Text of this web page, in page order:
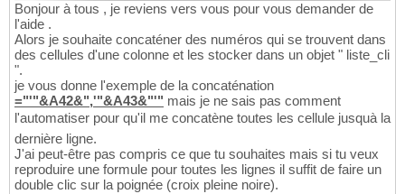
Bonjour à tous , je reviens vers vous pour vous demander de
l'aide .
Alors je souhaite concaténer des numéros qui se trouvent dans
des cellules d'une colonne et les stocker dans un objet " liste_cli
".
je vous donne l'exemple de la concaténation
="'"&A42&",'"&A43&"'" mais je ne sais pas comment
l'automatiser pour qu'il me concatène toutes les cellule jusquà la
dernière ligne.
J'ai peut-être pas compris ce que tu souhaites mais si tu veux
reproduire une formule pour toutes les lignes il suffit de faire un
double clic sur la poignée (croix pleine noire).